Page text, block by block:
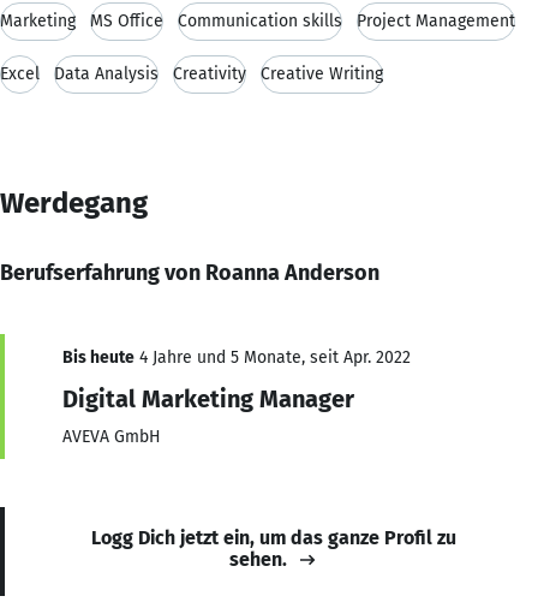
Marketing MS Office Communication skills Project Management
Excel Data Analysis Creativity Creative Writing
Werdegang
Berufserfahrung von Roanna Anderson
Bis heute 4 Jahre und 5 Monate, seit Apr. 2022
Digital Marketing Manager
AVEVA GmbH
Logg Dich jetzt ein, um das ganze Profil zu
sehen.